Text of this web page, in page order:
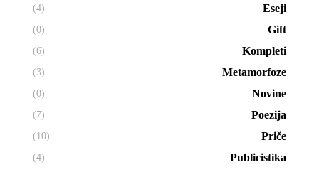
Eseji
(4)
Gift
(0)
Kompleti
(6)
Metamorfoze
(3)
Novine
(0)
Poezija
(7)
Priče
(10)
Publicistika
(4)